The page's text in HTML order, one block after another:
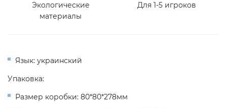
Экологические
материалы
Для 1-5 игроков
Язык: украинский
Упаковка:
Размер коробки: 80*80*278мм